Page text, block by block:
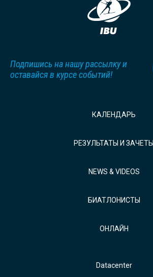
Подпишись на нашу рассылку и
оставайся в курсе событий!
КАЛЕНДАРЬ
РЕЗУЛЬТАТЫ И ЗАЧЕТЫ
NEWS & VIDEOS
БИАТЛОНИСТЫ
ОНЛАЙН
Datacenter